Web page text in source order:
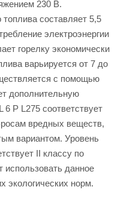
230 В.
составляет 5,5
электроэнергии
горелку экономически
варьируется от 7 до
с помощью
дополнительную
6 P L275 соответствует
вредных веществ,
вариантом. Уровень
II классу по
использовать данное
экологических норм.